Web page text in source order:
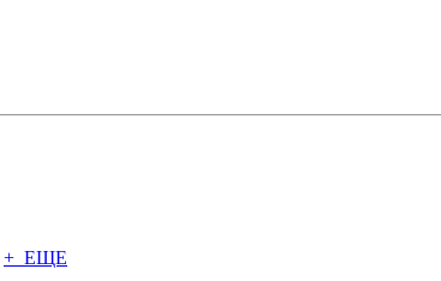
+ ЕЩЕ